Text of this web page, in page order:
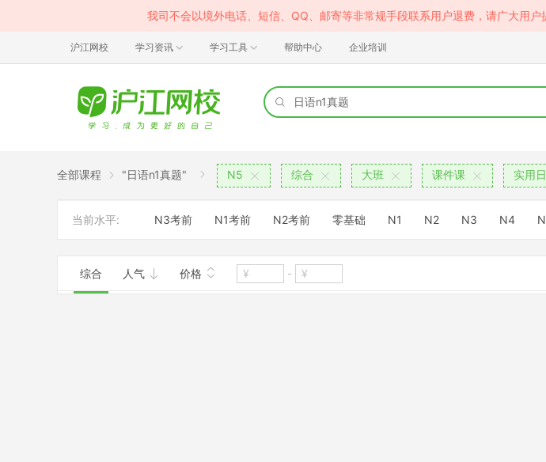
我司不会以境外电话、短信、QQ、邮寄等非常规手段联系用户退费，请广大用
沪江网校 学习资讯 学习工具 帮助中心 企业培训
全部课程 "日语n1真题" N5 综合 大班 课件课 实用
当前水平: N3考前 N1考前 N2考前 零基础 N1 N2 N3 N4
综合 人气 价格 -